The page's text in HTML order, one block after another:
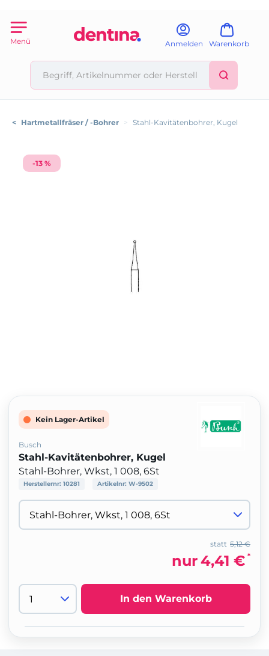
Menü Anmelden Warenkorb
< Hartmetallfräser / -Bohrer > Stahl-Kavitätenbohrer, Kugel
-13 %
Kein Lager-Artikel
Busch
Stahl-Kavitätenbohrer, Kugel
Stahl-Bohrer, Wkst, 1 008, 6St
Herstellernr: 10281 Artikelnr: W-9502
5,12 €
statt
nur4,41 € *
In den Warenkorb